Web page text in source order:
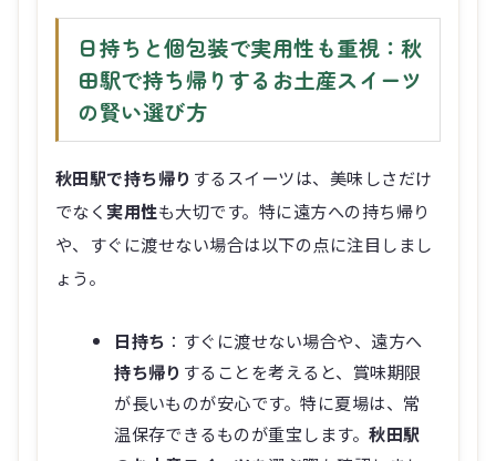
日持ちと個包装で実用性も重視：秋
田駅で持ち帰りするお土産スイーツ
の賢い選び方
秋田駅で持ち帰り するスイーツは、美味しさだけ
でなく 実用性も大切です。特に遠方への持ち帰り
や、すぐに渡せない場合は以下の点に注目しまし
ょう。
日持ち ：すぐに渡せない場合や、遠方へ
持ち帰り することを考えると、賞味期限
が長いものが安心です。特に夏場は、常
温保存できるものが重宝します。秋田駅